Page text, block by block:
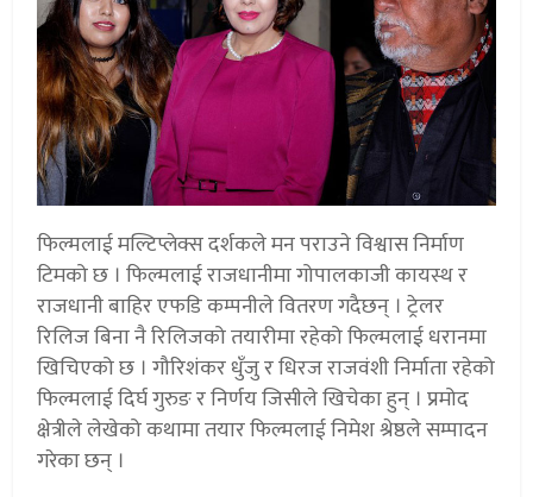
फिल्मलाई मल्टिप्लेक्स दर्शकले मन पराउने विश्वास निर्माण
टिमको छ । फिल्मलाई राजधानीमा गोपालकाजी कायस्थ र
राजधानी बाहिर एफडि कम्पनीले वितरण गदैछन् । ट्रेलर
रिलिज बिना नै रिलिजको तयारीमा रहेको फिल्मलाई धरानमा
खिचिएको छ । गौरिशंकर धुँजु र धिरज राजवंशी निर्माता रहेको
फिल्मलाई दिर्घ गुरुङ र निर्णय जिसीले खिचेका हुन् । प्रमोद
क्षेत्रीले लेखेको कथामा तयार फिल्मलाई निमेश श्रेष्ठले सम्पादन
गरेका छन् ।